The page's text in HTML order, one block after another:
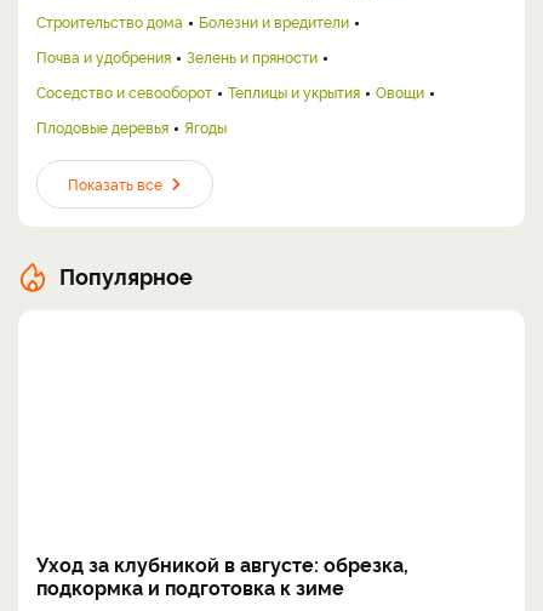
Строительство дома
Болезни и вредители
Почва и удобрения
Зелень и пряности
Соседство и севооборот
Теплицы и укрытия
Овощи
Плодовые деревья
Ягоды
Показать все
Популярное
Уход за клубникой в августе: обрезка,
подкормка и подготовка к зиме